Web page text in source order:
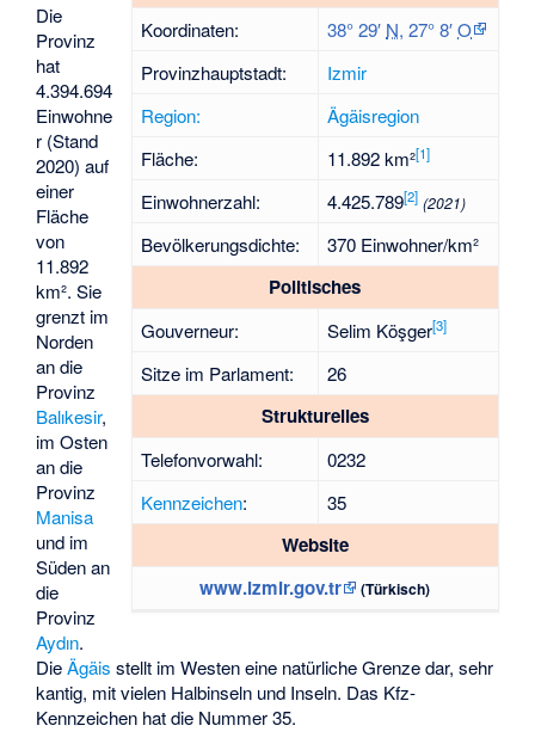
Koordinaten: 38° 29′ N,27° 8′O
Provinzhauptstadt:
Izmir
Region:
Ägäisregion
Fläche:
11.892 km²[1]
Einwohnerzahl: 4.425.789[2] (2021)
Bevölkerungsdichte: 370 Einwohner/km²
Politisches
Gouverneur: Selim Köşger[3]
Sitze im Parlament: 26
Strukturelles
Telefonvorwahl:
0232
Kennzeichen: 35
Website
www.izmir.gov.tr
(Türkisch)
Die
Provinz
hat
4.394.694
Einwohne
r (Stand
2020) auf
einer
Fläche
von
11.892
km². Sie
grenzt im
Norden
an die
Provinz
Balıkesir,
im Osten
an die
Provinz
Manisa
und im
Süden an
die
Provinz
Aydın.
DieÄgäis stellt im Westen eine natürliche Grenze dar, sehr
kantig, mit vielen Halbinseln und Inseln. Das Kfz-
Kennzeichen hat die Nummer 35.